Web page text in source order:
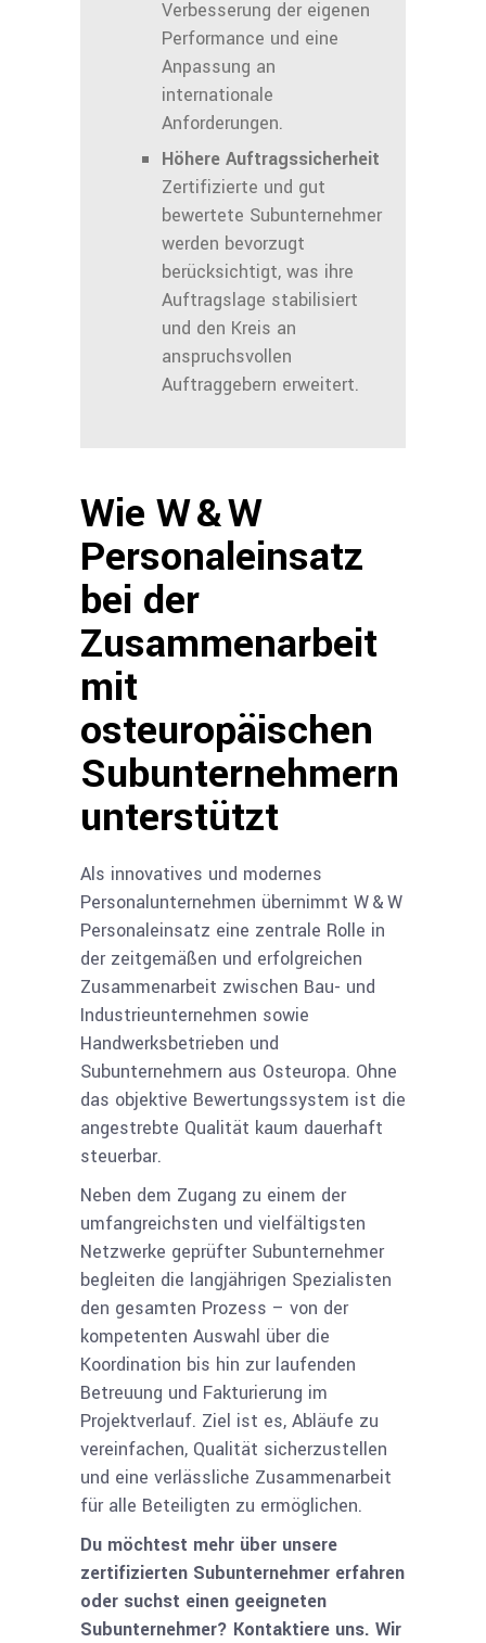
Verbesserung der eigenen
Performance und eine
Anpassung an
internationale
Anforderungen.
Höhere Auftragssicherheit
Zertifizierte und gut
bewertete Subunternehmer
werden bevorzugt
berücksichtigt, was ihre
Auftragslage stabilisiert
und den Kreis an
anspruchsvollen
Auftraggebern erweitert.
Wie W & W
Personaleinsatz
bei der
Zusammenarbeit
mit
osteuropäischen
Subunternehmern
unterstützt
Als innovatives und modernes
Personalunternehmen übernimmt W & W
Personaleinsatz eine zentrale Rolle in
der zeitgemäßen und erfolgreichen
Zusammenarbeit zwischen Bau- und
Industrieunternehmen sowie
Handwerksbetrieben und
Subunternehmern aus Osteuropa. Ohne
das objektive Bewertungssystem ist die
angestrebte Qualität kaum dauerhaft
steuerbar.
Neben dem Zugang zu einem der
umfangreichsten und vielfältigsten
Netzwerke geprüfter Subunternehmer
begleiten die langjährigen Spezialisten
den gesamten Prozess – von der
kompetenten Auswahl über die
Koordination bis hin zur laufenden
Betreuung und Fakturierung im
Projektverlauf. Ziel ist es, Abläufe zu
vereinfachen, Qualität sicherzustellen
und eine verlässliche Zusammenarbeit
für alle Beteiligten zu ermöglichen.
Du möchtest mehr über unsere
zertifizierten Subunternehmer erfahren
oder suchst einen geeigneten
Subunternehmer? Kontaktiere uns. Wir